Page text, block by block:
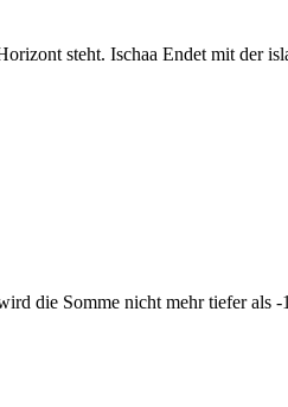
steht. Ischaa Endet mit der
die Somme nicht mehr tiefer als -